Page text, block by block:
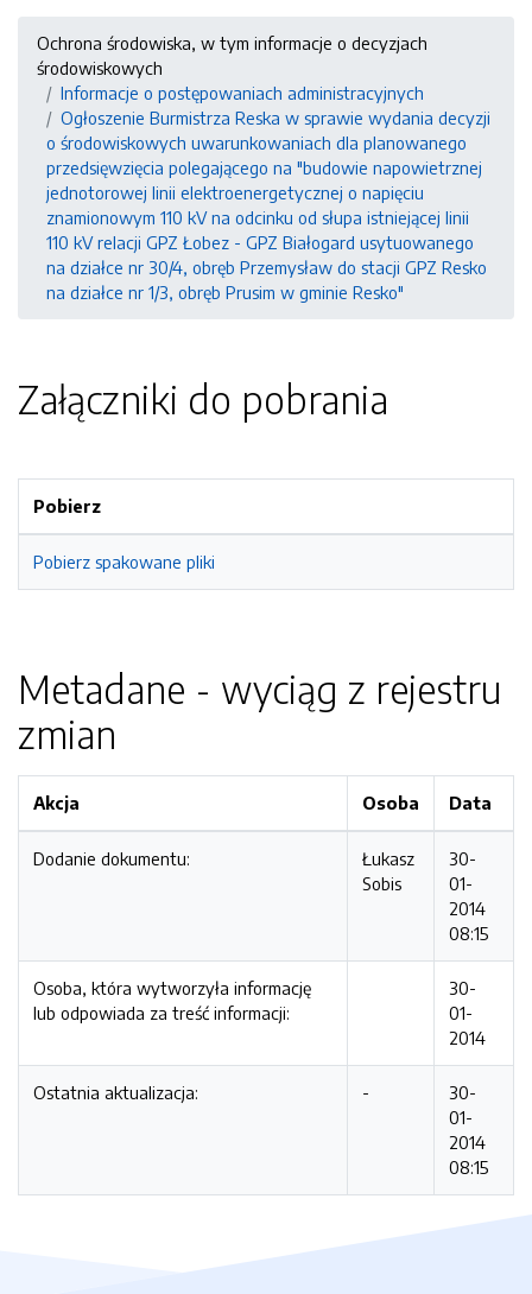
Ochrona środowiska, w tym informacje o decyzjach
środowiskowych
Informacje o postępowaniach administracyjnych
Ogłoszenie Burmistrza Reska w sprawie wydania decyzji
o środowiskowych uwarunkowaniach dla planowanego
przedsięwzięcia polegającego na "budowie napowietrznej
jednotorowej linii elektroenergetycznej o napięciu
znamionowym 110 kV na odcinku od słupa istniejącej linii
110 kV relacji GPZ Łobez - GPZ Białogard usytuowanego
na działce nr 30/4, obręb Przemysław do stacji GPZ Resko
na działce nr 1/3, obręb Prusim w gminie Resko"
Załączniki do pobrania
Pobierz
Pobierz spakowane pliki
Metadane - wyciąg z rejestru
zmian
Akcja Osoba Data
Dodanie dokumentu:
Łukasz
Sobis
30-
01-
2014
08:15
Osoba, która wytworzyła informację
lub odpowiada za treść informacji:
30-
01-
2014
Ostatnia aktualizacja: -
30-
01-
2014
08:15